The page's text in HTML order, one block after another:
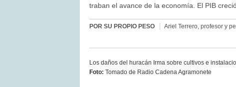
traban el avance de la economía. El PIB
POR SU PROPIO PESO Ariel Terrero, profesor y
Los daños del huracán Irma sobre cultivos e
Foto:Tomado de Radio Cadena Agramonete